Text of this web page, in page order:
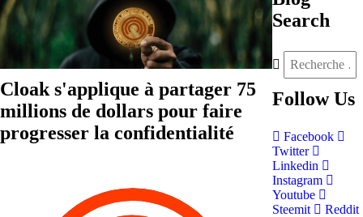
Cloak s'applique à partager 75
millions de dollars pour faire
progresser la confidentialité
Search
Follow Us
Facebook
Twitter
Linkedin
Instagram
Youtube
Steemit
Reddit